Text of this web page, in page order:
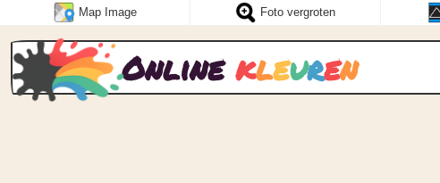
Map Image Foto vergroten
Online kleuren